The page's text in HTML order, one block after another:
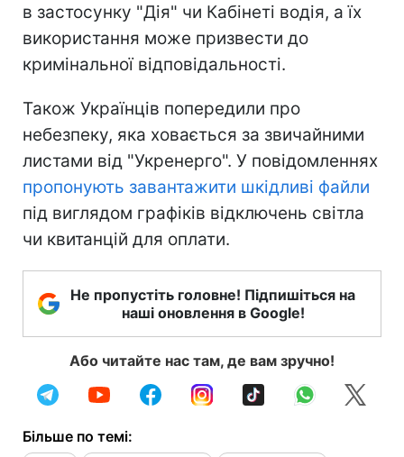
в застосунку "Дія" чи Кабінеті водія, а їх
використання може призвести до
кримінальної відповідальності.
Також Українців попередили про
небезпеку, яка ховається за звичайними
листами від "Укренерго". У повідомленнях
пропонують завантажити шкідливі файли
під виглядом графіків відключень світла
чи квитанцій для оплати.
Не пропустіть головне! Підпишіться на
наші оновлення в Google!
Або читайте нас там, де вам зручно!
Більше по темі: